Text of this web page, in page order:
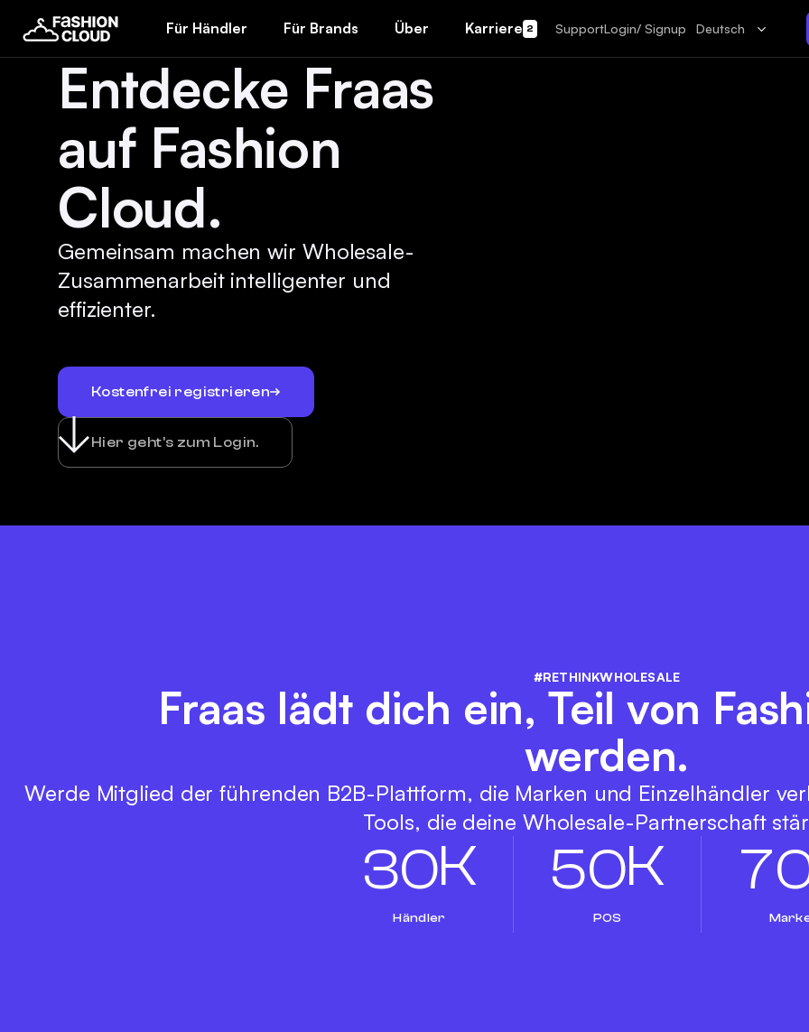
Für Händler Für Brands Über Karriere 2 SupportLogin/ Signup Deutsch
Entdecke Fraas
auf Fashion
Cloud.
Gemeinsam machen wir Wholesale-
Zusammenarbeit intelligenter und
effizienter.
Kostenfrei registrieren
Hier geht's zum Login.
#RETHINKWHOLESALE
Fraas lädt dich ein, Teil von
werden.
Werde Mitglied der führenden B2B-Plattform, die Marken und Einzelhändler
Tools, die deine Wholesale-Partnerschaft
30K
Händler
50K
POS
7